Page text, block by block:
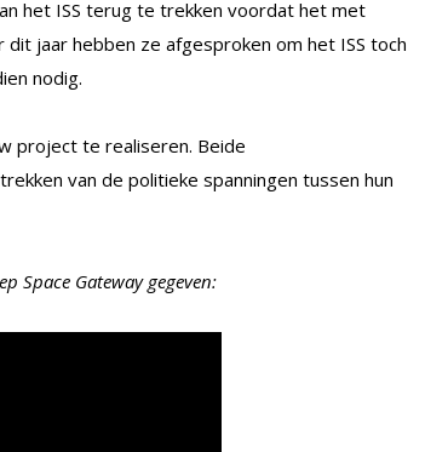
het ISS terug te trekken voordat het met
jaar hebben ze afgesproken om het ISS toch
nodig.
project te realiseren. Beide
van de politieke spanningen tussen hun
Space Gateway gegeven: